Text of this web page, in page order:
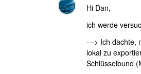
Hi Dan,
ich werde
---> Ich dachte,
lokal zu
Schlüsselbund